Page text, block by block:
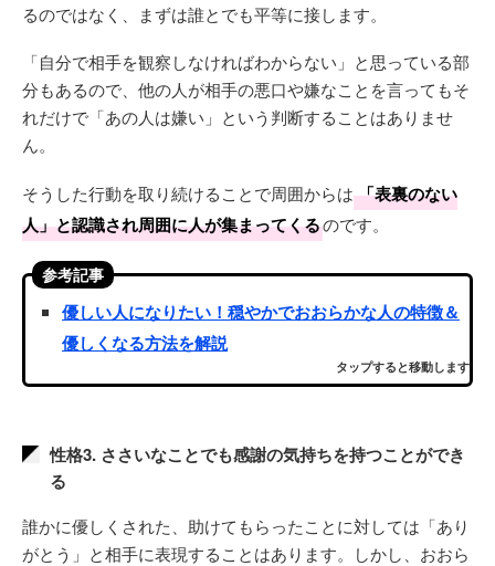
るのではなく、まずは誰とでも平等に接します。
「自分で相手を観察しなければわからない」と思っている部
分もあるので、他の人が相手の悪口や嫌なことを言ってもそ
れだけで「あの人は嫌い」という判断することはありませ
ん。
そうした行動を取り続けることで周囲からは 「表裏のない
人」と認識され周囲に人が集まってくるのです。
参考記事
優しい人になりたい！穏やかでおおらかな人の特徴＆
優しくなる方法を解説
タップすると移動します
性格3. ささいなことでも感謝の気持ちを持つことができ
る
誰かに優しくされた、助けてもらったことに対しては「あり
がとう」と相手に表現することはあります。しかし、おおら